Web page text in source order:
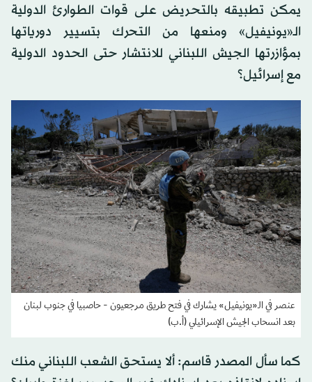
يمكن تطبيقه بالتحريض على قوات الطوارئ الدولية
الـ«يونيفيل» ومنعها من التحرك بتسيير دورياتها
بمؤازرتها الجيش اللبناني للانتشار حتى الحدود الدولية
مع إسرائيل؟
عنصر في الـ«يونيفيل» يشارك في فتح طريق مرجعيون - حاصبيا في جنوب لبنان
بعد انسحاب الجيش الإسرائيلي (أ.ب)
كما سأل المصدر قاسم: ألا يستحق الشعب اللبناني منك